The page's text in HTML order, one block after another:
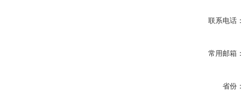
联系电话：
常用邮箱：
省份：